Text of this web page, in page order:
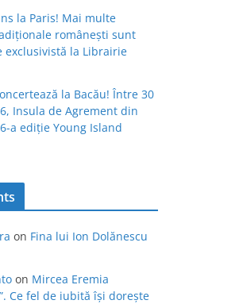
la Paris! Mai multe
românești sunt
exclusivistă la Librairie
la Bacău! Între 30
Insula de Agrement din
a ediție Young Island
on Fina lui Ion Dolănescu
on Mircea Eremia
Ce fel de iubită își dorește